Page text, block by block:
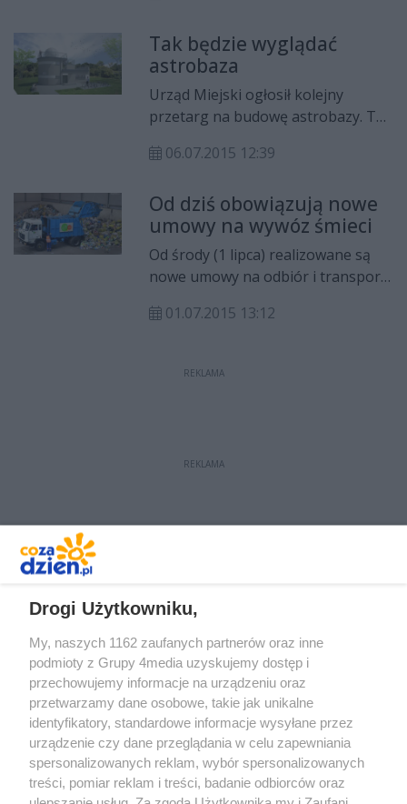
chodnika i zatok parkingowych na
Michałowie. To dwie inwestycje,
które znalazły się tegorocznym
budżecie obywatelskim.
Tak będzie wyglądać
astrobaza
Urząd Miejski ogłosił kolejny
przetarg na budowę astrobazy. To
poparciem radomian znalazł się w
obywatelskim. Astrobaza, czyli
niewielkie obserwatorium
astronomiczne ma powstać przy
szkole podstawowej nr 17 przy ul.
Wierzbickiej.
06.07.2015 12:39
Od dziś obowiązują nowe
umowy na wywóz śmieci
Od środy (1 lipca) realizowane są
nowe umowy na odbiór i transport
nieruchomości położonych na
01.07.2015 13:12
REKLAMA
REKLAMA
Redakcja Reklama Prywatność
Praca Łódź
the:protocol
Drogi Użytkowniku,
My, naszych 1162 zaufanych partnerów oraz inne
podmioty z Grupy 4media uzyskujemy dostęp i
przechowujemy informacje na urządzeniu oraz
przetwarzamy dane osobowe, takie jak unikalne
identyfikatory, standardowe informacje wysyłane przez
urządzenie czy dane przeglądania w celu zapewniania
spersonalizowanych reklam, wybór spersonalizowanych
treści, pomiar reklam i treści, badanie odbiorców oraz